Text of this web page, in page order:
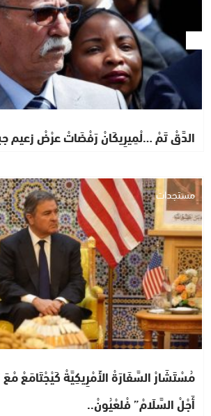
الدَّقْ تَمْ …لْمِيرِيكَانْ رَفْضَاتْ عرْضْ زعيم
مستجدات
مُسْتَشَارْ السَّفَارَةْ الأَمْرِيكِيَّةْ كَيْجْتَامَعْ
أَجْلْ السَّلَامْ” فْلعْيُونْ..